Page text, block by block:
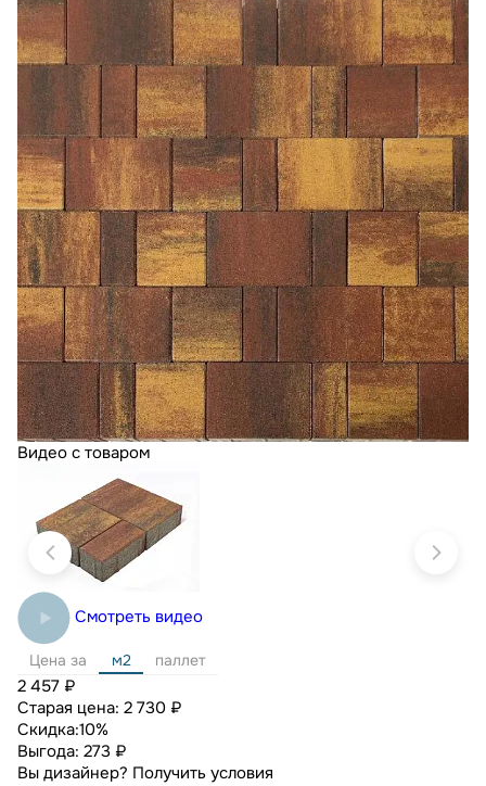
Видео с товаром
Смотреть видео
Цена за м2 паллет
2 457 ₽
Старая цена: 2 730 ₽
Скидка:10%
Выгода: 273 ₽
Вы дизайнер? Получить условия